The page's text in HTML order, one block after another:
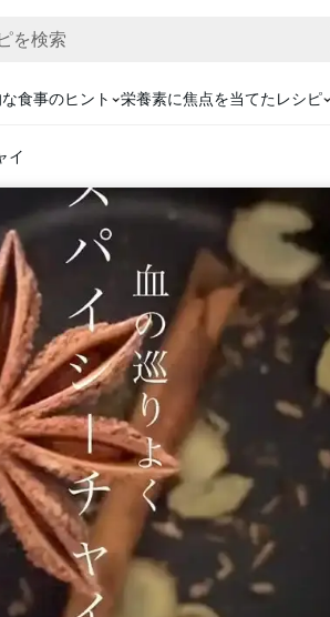
食事のヒント 栄養素に焦点を当てたレシピ
イ